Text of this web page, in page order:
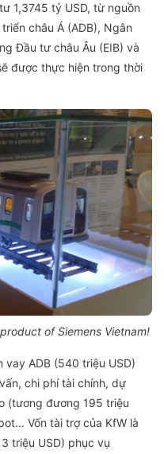
1,3745 tỷ USD, từ nguồn
châu Á (ADB), Ngân
Đầu tư châu Âu (EIB) và
được thực hiện trong thời
Siemens Vietnam!
ADB (540 triệu USD)
chi phí tài chính, dự
(tương đương 195 triệu
Vốn tài trợ của KfW là
triệu USD) phục vụ